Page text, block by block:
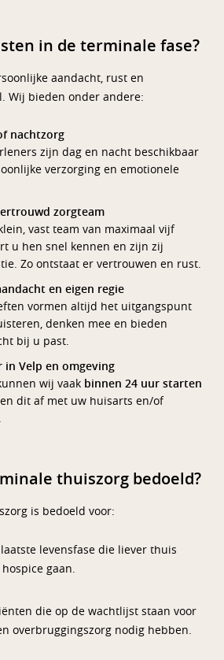
in de terminale fase?
aandacht, rust en
Wij bieden onder andere:
nachtzorg
zijn dag en nacht beschikbaar
verzorging en emotionele
zorgteam
vast team van maximaal vijf
u hen snel kennen en zijn zij
Zo ontstaat er vertrouwen en rust.
en eigen regie
vormen altijd het uitgangspunt
denken mee en bieden
bij u past.
in Velp en omgeving
wij vaak binnen 24 uur starten
dit af met uw huisarts en/of
thuiszorg bedoeld?
is bedoeld voor:
levensfase die liever thuis
gaan.
die op de wachtlijst staan voor
overbruggingszorg nodig hebben.